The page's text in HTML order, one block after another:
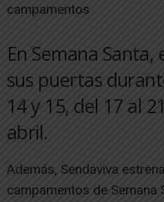
campamentos
En Semana
sus puertas
14 y 15, del 17 al
abril.
Además, Sendaviva
campamentos de Semana